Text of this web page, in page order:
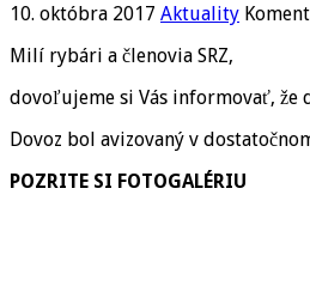
10. októbra 2017 Aktuality
Milí rybári a členovia SRZ,
dovoľujeme si Vás informovať, že
Dovoz bol avizovaný v
POZRITE SI FOTOGALÉRIU